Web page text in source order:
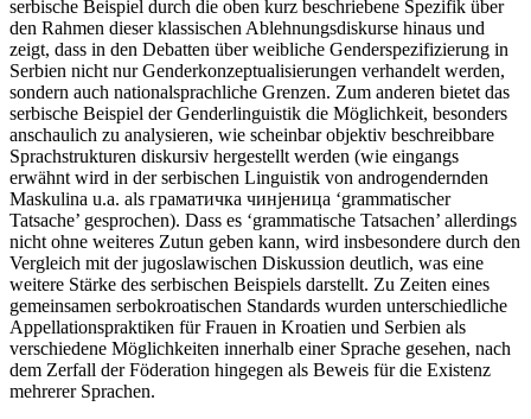
serbische Beispiel durch die oben kurz beschriebene Spezifik über
den Rahmen dieser klassischen Ablehnungsdiskurse hinaus und
zeigt, dass in den Debatten über weibliche Genderspezifizierung in
Serbien nicht nur Genderkonzeptualisierungen verhandelt werden,
sondern auch nationalsprachliche Grenzen. Zum anderen bietet das
serbische Beispiel der Genderlinguistik die Möglichkeit, besonders
anschaulich zu analysieren, wie scheinbar objektiv beschreibbare
Sprachstrukturen diskursiv hergestellt werden (wie eingangs
erwähnt wird in der serbischen Linguistik von androgendernden
Maskulina u.a. als граматичка чинјеница ‘grammatischer
Tatsache’ gesprochen). Dass es ‘grammatische Tatsachen’ allerdings
nicht ohne weiteres Zutun geben kann, wird insbesondere durch den
Vergleich mit der jugoslawischen Diskussion deutlich, was eine
weitere Stärke des serbischen Beispiels darstellt. Zu Zeiten eines
gemeinsamen serbokroatischen Standards wurden unterschiedliche
Appellationspraktiken für Frauen in Kroatien und Serbien als
verschiedene Möglichkeiten innerhalb einer Sprache gesehen, nach
dem Zerfall der Föderation hingegen als Beweis für die Existenz
mehrerer Sprachen.